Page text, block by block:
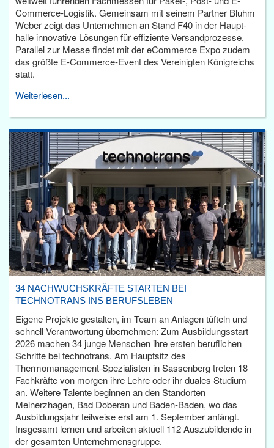
Commerce-Logistik. Gemeinsam mit seinem Partner Bluhm
Weber zeigt das Unternehmen an Stand F40 in der Haupt­
halle innovative Lösungen für effiziente Versandprozesse.
Parallel zur Messe findet mit der eCommerce Expo zudem
das größte E-Commerce-Event des Vereinigten Königreichs
statt.
Weiterlesen...
34 NACHWUCHSKRÄFTE STARTEN BEI
TECHNOTRANS INS BERUFSLEBEN
Eigene Projekte gestalten, im Team an Anlagen tüfteln und
schnell Verantwortung übernehmen: Zum Ausbildungsstart
2026 machen 34 junge Menschen ihre ersten beruflichen
Schritte bei technotrans. Am Hauptsitz des
Thermomanagement-Spezialisten in Sassenberg treten 18
Fachkräfte von morgen ihre Lehre oder ihr duales Studium
an. Weitere Talente beginnen an den Standorten
Meinerzhagen, Bad Doberan und Baden-Baden, wo das
Ausbildungsjahr teilweise erst am 1. September anfängt.
Insgesamt lernen und arbeiten aktuell 112 Auszubildende in
der gesamten Unternehmensgruppe.